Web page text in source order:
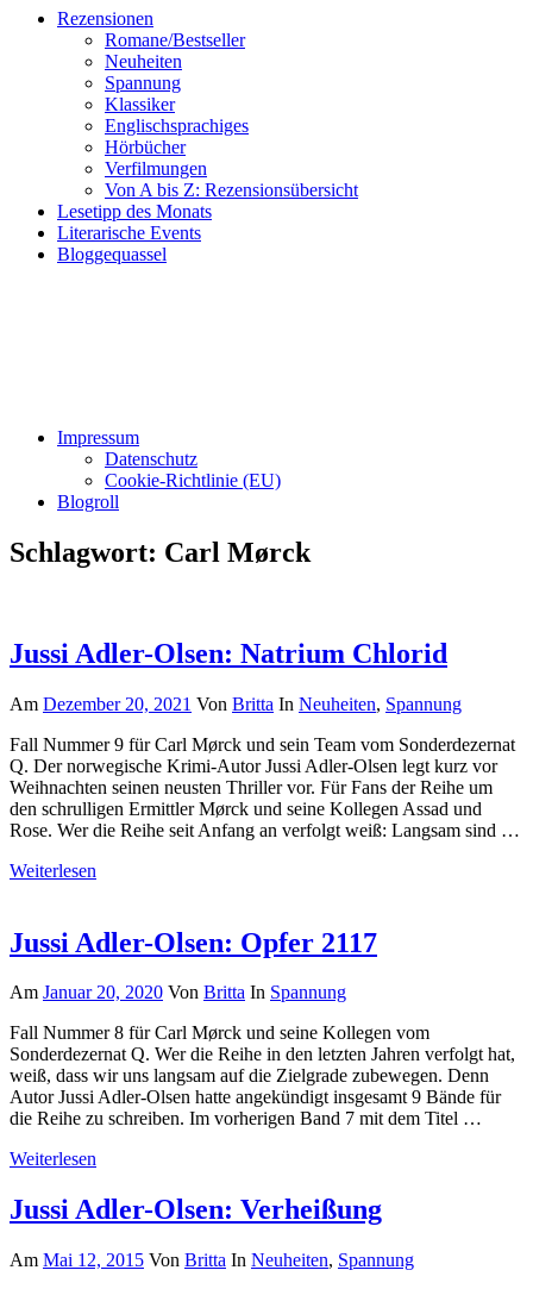
Rezensionen
Romane/Bestseller
Neuheiten
Spannung
Klassiker
Englischsprachiges
Hörbücher
Verfilmungen
Von A bis Z: Rezensionsübersicht
Lesetipp des Monats
Literarische Events
Bloggequassel
Impressum
Datenschutz
Cookie-Richtlinie (EU)
Blogroll
Schlagwort: Carl Mørck
Jussi Adler-Olsen: Natrium Chlorid
Am Dezember 20, 2021 Von Britta In Neuheiten, Spannung
Fall Nummer 9 für Carl Mørck und sein Team vom Sonderdezernat
Q. Der norwegische Krimi-Autor Jussi Adler-Olsen legt kurz vor
Weihnachten seinen neusten Thriller vor. Für Fans der Reihe um
den schrulligen Ermittler Mørck und seine Kollegen Assad und
Rose. Wer die Reihe seit Anfang an verfolgt weiß: Langsam sind …
Weiterlesen
Jussi Adler-Olsen: Opfer 2117
Am Januar 20, 2020 Von Britta In Spannung
Fall Nummer 8 für Carl Mørck und seine Kollegen vom
Sonderdezernat Q. Wer die Reihe in den letzten Jahren verfolgt hat,
weiß, dass wir uns langsam auf die Zielgrade zubewegen. Denn
Autor Jussi Adler-Olsen hatte angekündigt insgesamt 9 Bände für
die Reihe zu schreiben. Im vorherigen Band 7 mit dem Titel …
Weiterlesen
Jussi Adler-Olsen: Verheißung
Am Mai 12, 2015 Von Britta In Neuheiten, Spannung